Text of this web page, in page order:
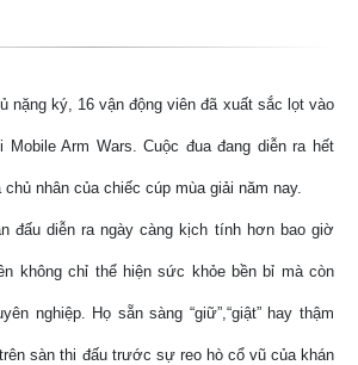
nặng ký, 16 vận động viên đã xuất sắc lọt vào
Mobile Arm Wars. Cuộc đua đang diễn ra hết
nhân của chiếc cúp mùa giải năm nay.
đấu diễn ra ngày càng kịch tính hơn bao giờ
không chỉ thể hiện sức khỏe bền bỉ mà còn
nghiệp. Họ sẵn sàng “giữ”,“giật” hay thậm
sàn thi đấu trước sự reo hò cổ vũ của khán